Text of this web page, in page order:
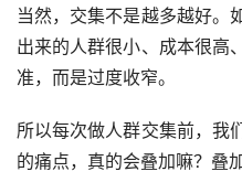
当然，交集不是越多越好。
出来的人群很小、成本很高
准，而是过度收窄。
所以每次做人群交集前，我
的痛点，真的会叠加嘛？叠